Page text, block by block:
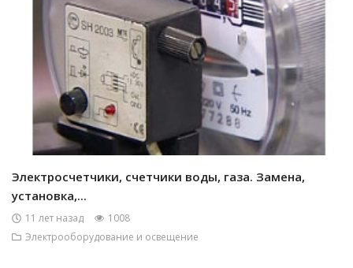
Электросчетчики, счетчики воды, газа. Замена,
установка,...
11 лет назад
1008
Электрооборудование и освещение